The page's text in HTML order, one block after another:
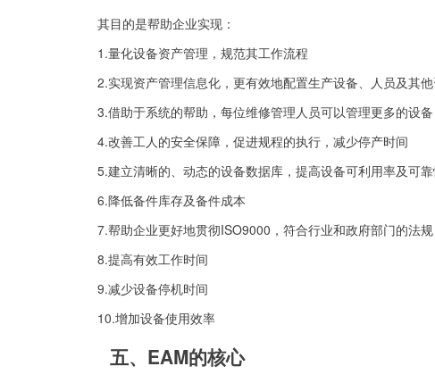
其目的是帮助企业实现：
1.量化设备资产管理，规范其工作流程
2.实现资产管理信息化，更有效地配置生产设备、人员及其
3.借助于系统的帮助，每位维修管理人员可以管理更多的设备
4.改善工人的安全保障，促进规程的执行，减少停产时间
5.建立清晰的、动态的设备数据库，提高设备可利用率及可
6.降低备件库存及备件成本
7.帮助企业更好地贯彻ISO9000，符合行业和政府部门的法规
8.提高有效工作时间
9.减少设备停机时间
10.增加设备使用效率
五、EAM的核心